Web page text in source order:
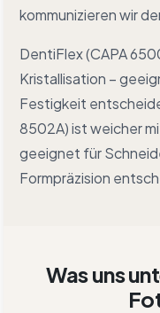
kommunizieren wir
DentiFlex (CAPA
Kristallisation –
Festigkeit
8502A) ist weicher
geeignet für
Formpräzision
Was uns